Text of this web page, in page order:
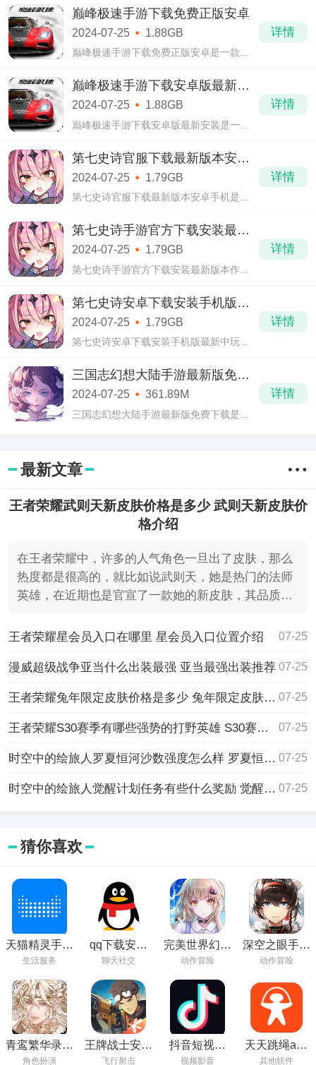
第七史诗官方正版下载中，采用了全新的
live2D画风进行绘制，不仅仅是在人物角色
方面刻
巅峰极速手游下载免费正版安卓
2024-07-25 1.88GB
巅峰极速手游下载免费正版安卓是一款拥
在最近喜欢赛车游戏的人群中已经掀起一
阵阵的狂潮。游戏中的有些车辆的手感十
分沉重
详情
巅峰极速手游下载安卓版最新安
装
2024-07-25 1.88GB
巅峰极速手游下载安卓版最新安装是一款
游戏在一定程度上给玩家带来很多值得游
玩的体验，玩家可以在游戏中选择自己喜
欢的车
详情
第七史诗官服下载最新版本安卓
手机
2024-07-25 1.79GB
第七史诗官服下载最新版本安卓手机是一
偏向日漫风在玩家群体中抱有口碑，而且
游戏还在这个基础上拥有自己独特的风格
和人物
详情
第七史诗手游官方下载安装最新
版本
2024-07-25 1.79GB
第七史诗手游官方下载安装最新版本作为
自己一展拳脚的地方，根据装备的不同玩
法可以配合威力巨大的神器成就完全不同
的战斗
详情
第七史诗安卓下载安装手机版最
新
2024-07-25 1.79GB
第七史诗安卓下载安装手机版最新中玩家
升星强化还是打造装备都有让人觉得放
心，因为游戏能给给予的资源很多，可以
放心培养
详情
三国志幻想大陆手游最新版免费
下载
2024-07-25 361.89M
三国志幻想大陆手游最新版免费下载是由
详情
最新文章
王者荣耀武则天新皮肤价格是多少 武则天新皮肤价
格介绍
在王者荣耀中，许多的人气角色一旦出了皮肤，那么
热度都是很高的，就比如说武则天，她是热门的法师
英雄，在近期也是官宣了一款她的新皮肤，其品质为
王者荣耀星会员入口在哪里 星会员入口位置介绍 07-25
漫威超级战争亚当什么出装最强 亚当最强出装推荐 07-25
王者荣耀兔年限定皮肤价格是多少 兔年限定皮肤价格一览 07-25
王者荣耀S30赛季有哪些强势的打野英雄 S30赛季强势打野英雄推荐 07-25
时空中的绘旅人罗夏恒河沙数强度怎么样 罗夏恒河沙数强度分析 07-25
时空中的绘旅人觉醒计划任务有些什么奖励 觉醒计划任务奖励一览 07-25
猜你喜欢
天猫精灵手机
app下载安装
生活服务
qq下载安装
2024最新版免
聊天社交
完美世界幻塔
下载
动作冒险
深空之眼手游
免费下载
动作冒险
青鸾繁华录安
卓版下载
角色扮演
王牌战士安卓
官方下载
飞行射击
抖音短视频
2024最新版下
视频影音
天天跳绳app
下载安装免费
其他软件